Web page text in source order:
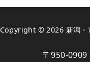
Copyright © 2026 新潟
〒950-0909